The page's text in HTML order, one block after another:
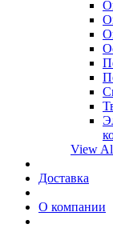
View
Доставка
О компании